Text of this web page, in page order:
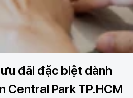
đãi đặc biệt dành
Central Park TP.HCM